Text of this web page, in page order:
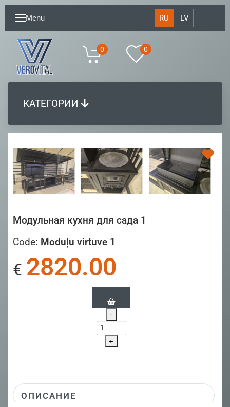
Menu RU LV
0 0
КАТЕГОРИИ
Модульная кухня для сада 1
Code: Moduļu virtuve 1
€ 2820.00
-
+
ОПИСАНИЕ